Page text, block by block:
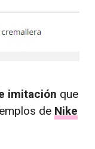
imitación que
de Nike